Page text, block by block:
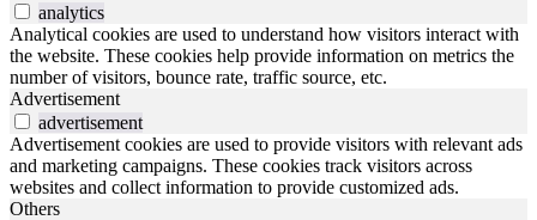
analytics
Analytical cookies are used to understand how visitors interact with
the website. These cookies help provide information on metrics the
number of visitors, bounce rate, traffic source, etc.
Advertisement
advertisement
Advertisement cookies are used to provide visitors with relevant ads
and marketing campaigns. These cookies track visitors across
websites and collect information to provide customized ads.
Others